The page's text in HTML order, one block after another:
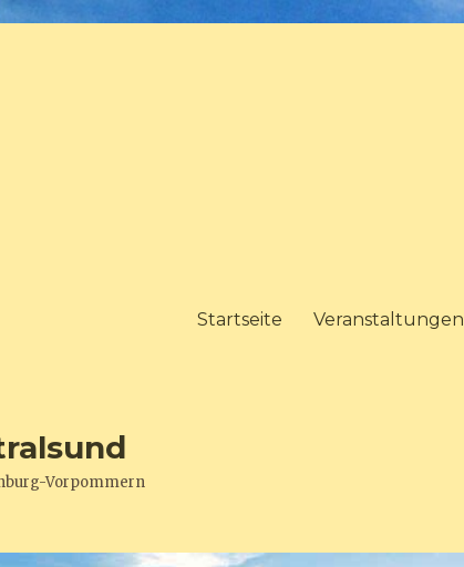
Vorpommern
Startseite Veranstaltungen